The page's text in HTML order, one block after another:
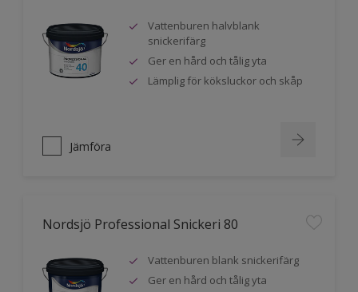
Vattenburen halvblank
snickerifärg
Ger en hård och tålig yta
Lämplig för köksluckor och skåp
Jämföra
Nordsjö Professional Snickeri 80
Vattenburen blank snickerifärg
Ger en hård och tålig yta